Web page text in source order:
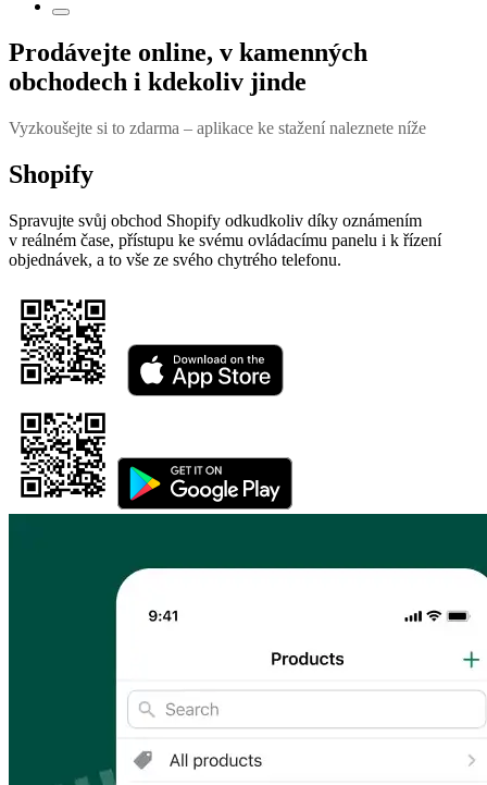
Prodávejte online, v kamenných
obchodech i kdekoliv jinde
Vyzkoušejte si to zdarma – aplikace ke stažení naleznete níže
Shopify
Spravujte svůj obchod Shopify odkudkoliv díky oznámením
v reálném čase, přístupu ke svému ovládacímu panelu i k řízení
objednávek, a to vše ze svého chytrého telefonu.